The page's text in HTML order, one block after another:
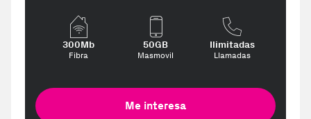
300Mb
Fibra
50GB
Masmovil
Ilimitadas
Llamadas
Me interesa